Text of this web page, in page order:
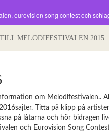
eurovision song contest och
MELODIFESTIVALEN 2015
om Melodifestivalen..
Titta på klipp på
på låtarna och hör bidragen
och Eurovision Song